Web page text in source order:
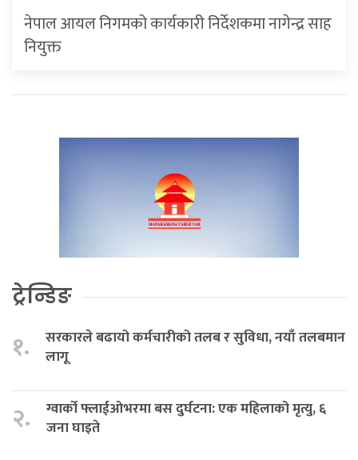
नेपाल आयल निगमको कार्यकारी निर्देशकमा नागेन्द्र साह
नियुक्त
ट्रेन्डिङ
१.
सरकारले बढायो कर्मचारीको तलब र सुविधा, नयाँ तलबमान
लागू
२.
ग्वार्को फ्लाईओभरमा बस दुर्घटना: एक महिलाको मृत्यु, ६
जना घाइते